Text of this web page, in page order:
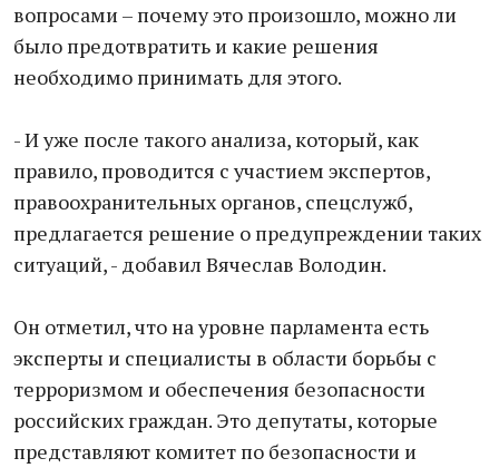
вопросами – почему это произошло, можно ли
было предотвратить и какие решения
необходимо принимать для этого.
- И уже после такого анализа, который, как
правило, проводится с участием экспертов,
правоохранительных органов, спецслужб,
предлагается решение о предупреждении таких
ситуаций, - добавил Вячеслав Володин.
Он отметил, что на уровне парламента есть
эксперты и специалисты в области борьбы с
терроризмом и обеспечения безопасности
российских граждан. Это депутаты, которые
представляют комитет по безопасности и